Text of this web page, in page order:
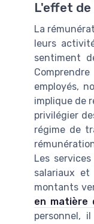
L'effet
La
leurs
sentiment
employés,
implique de
privilégier
régime de
Les
salariaux
montants
en matière
personnel,